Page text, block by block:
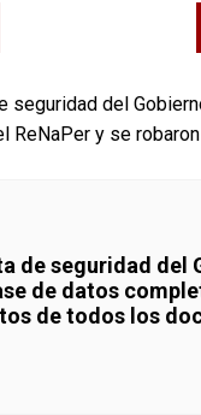
de seguridad del
de datos
de todos los